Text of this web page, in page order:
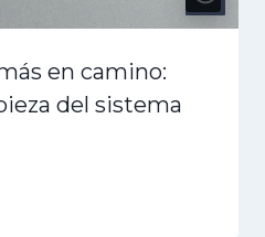
en camino:
del sistema